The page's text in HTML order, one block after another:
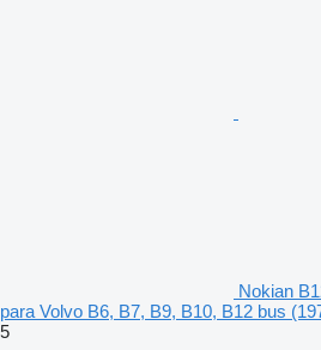
Nokian
para Volvo B6, B7, B9, B10, B12 bus
5